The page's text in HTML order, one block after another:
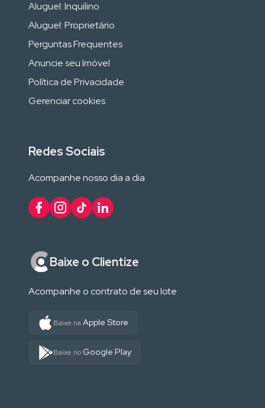
Aluguel: Inquilino
Aluguel: Proprietário
Perguntas Frequentes
Anuncie seu Imóvel
Política de Privacidade
Gerenciar cookies
Redes Sociais
Acompanhe nosso dia a dia
Baixe o Clientize
Acompanhe o contrato de seu lote
Baixe na Apple Store
Baixe no Google Play